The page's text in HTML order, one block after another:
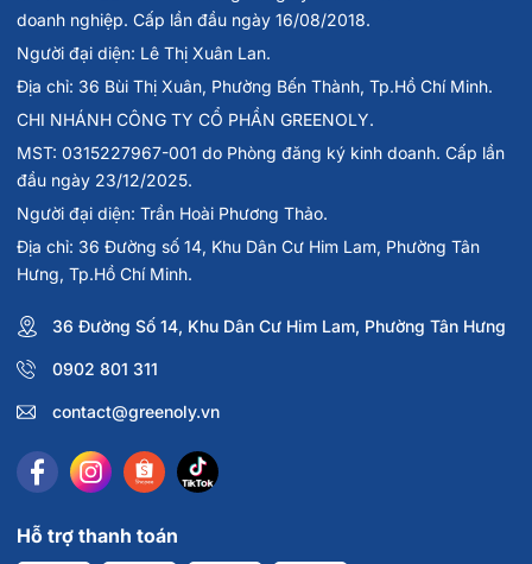
doanh nghiệp. Cấp lần đầu ngày 16/08/2018.
Người đại diện: Lê Thị Xuân Lan.
Địa chỉ: 36 Bùi Thị Xuân, Phường Bến Thành, Tp.Hồ Chí Minh.
CHI NHÁNH CÔNG TY CỔ PHẦN GREENOLY.
MST: 0315227967-001 do Phòng đăng ký kinh doanh. Cấp lần
đầu ngày 23/12/2025.
Người đại diện: Trần Hoài Phương Thảo.
Địa chỉ: 36 Đường số 14, Khu Dân Cư Him Lam, Phường Tân
Hưng, Tp.Hồ Chí Minh.
36 Đường Số 14, Khu Dân Cư Him Lam, Phường Tân Hưng
0902 801 311
contact@greenoly.vn
Hỗ trợ thanh toán